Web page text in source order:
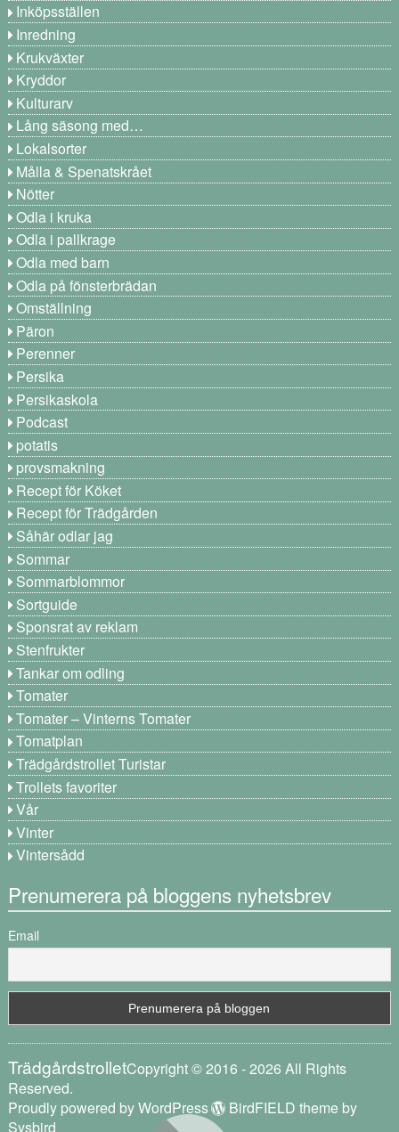
Inköpsställen
Inredning
Krukväxter
Kryddor
Kulturarv
Lång säsong med…
Lokalsorter
Målla & Spenatskrået
Nötter
Odla i kruka
Odla i pallkrage
Odla med barn
Odla på fönsterbrädan
Omställning
Päron
Perenner
Persika
Persikaskola
Podcast
potatis
provsmakning
Recept för Köket
Recept för Trädgården
Såhär odlar jag
Sommar
Sommarblommor
Sortguide
Sponsrat av reklam
Stenfrukter
Tankar om odling
Tomater
Tomater – Vinterns Tomater
Tomatplan
Trädgårdstrollet Turistar
Trollets favoriter
Vår
Vinter
Vintersådd
Prenumerera på bloggens nyhetsbrev
Email
TrädgårdstrolletCopyright © 2016 - 2026 All Rights
Reserved.
Proudly powered by WordPress
BirdFIELD theme by
Sysbird